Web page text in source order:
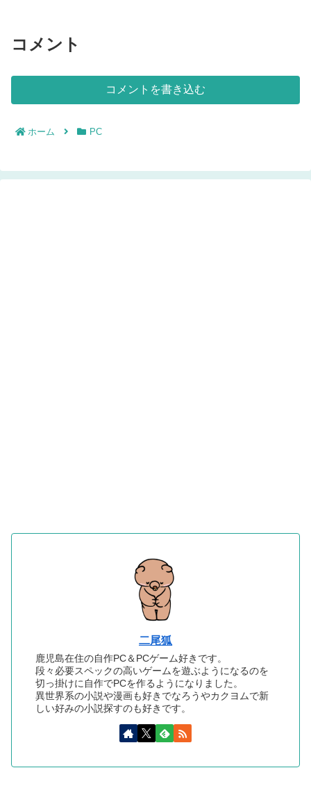
コメント
コメントを書き込む
ホーム PC
二尾狐
鹿児島在住の自作PC＆PCゲーム好きです。
段々必要スペックの高いゲームを遊ぶようになるのを
切っ掛けに自作でPCを作るようになりました。
異世界系の小説や漫画も好きでなろうやカクヨムで新
しい好みの小説探すのも好きです。